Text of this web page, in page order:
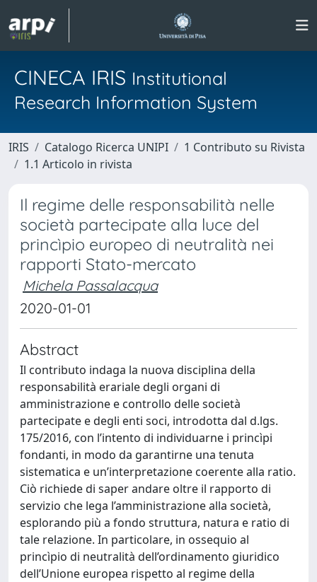
CINECA IRIS Institutional
Research Information System
IRIS Catalogo Ricerca UNIPI
1 Contributo su Rivista
1.1 Articolo in rivista
Il regime delle responsabilità nelle
società partecipate alla luce del
princìpio europeo di neutralità nei
rapporti Stato-mercato
Michela Passalacqua
2020-01-01
Abstract
Il contributo indaga la nuova disciplina della
responsabilità erariale degli organi di
amministrazione e controllo delle società
partecipate e degli enti soci, introdotta dal d.lgs.
175/2016, con l’intento di individuarne i princìpi
fondanti, in modo da garantirne una tenuta
sistematica e un’interpretazione coerente alla ratio.
Ciò richiede di saper andare oltre il rapporto di
servizio che lega l’amministrazione alla società,
esplorando più a fondo struttura, natura e ratio di
tale relazione. In particolare, in ossequio al
princìpio di neutralità dell’ordinamento giuridico
dell’Unione europea rispetto al regime della